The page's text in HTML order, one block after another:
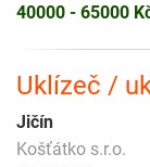
40000 - 65000
Uklízeč /
Jičín
Košťátko s.r.o.